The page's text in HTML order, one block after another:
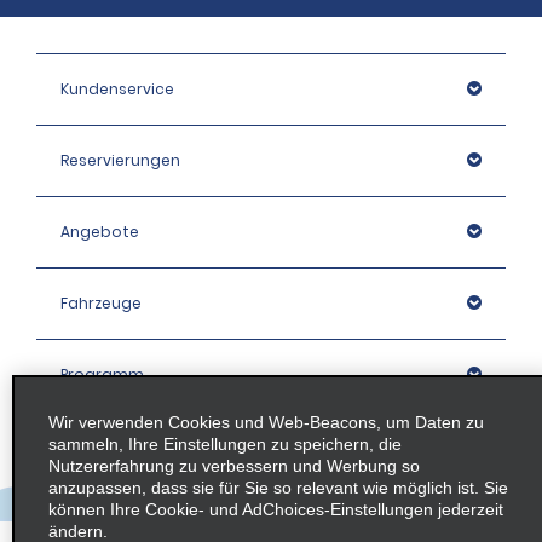
Kundenservice
Reservierungen
Angebote
Fahrzeuge
Programm
Unternehmen
Stationen
Wir verwenden Cookies und Web-Beacons, um Daten zu
sammeln, Ihre Einstellungen zu speichern, die
Nutzererfahrung zu verbessern und Werbung so
anzupassen, dass sie für Sie so relevant wie möglich ist. Sie
können Ihre Cookie- und AdChoices-Einstellungen jederzeit
ändern.